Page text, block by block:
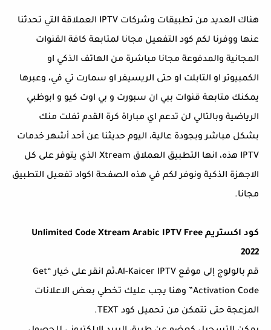
هناك العديد من تطبيقات وشركات IPTV العملاقة التي تحدثنا
عنها ووفرنا لكم كود التفعيل مجانا لمتابعة كافة القنوات
المجانية والمدفوعة مجانا مباشرة من الهاتف الذكي او
الكمبيوتر او التابلت او حتى الريسيفر او سمارت تي في، وعبرها
يمكنك متابعة قنوات ببي ان سبورت و بي اوت كيو و ابوظبي
الرياضية وبالتالي لن تدعم اي مباراة كرة القدم تفلت منك
بشكل مباشر وبجودة عالية، اليوم حديثنا عن أحد أشهر خدمات
IPTV هذه، انها التطبيق العملاق Xtream الذي يتوفر على كل
الاجهزة الذكية ونوفر لكم في هذه الصفحة اكواد تفعيل التطبيق
مجانا.
كود اكستريم Unlimited Code Xtream Arabic IPTV Free
2022
قم بالولوج إلى موقع Al-Kaicer IPTV،ثم انقر على خيار “Get
Activation Code” وهنا يجب عليك تخطي بعض الاعلانات
المزعجة حتى تتمكن من تحميل كود TEXT.